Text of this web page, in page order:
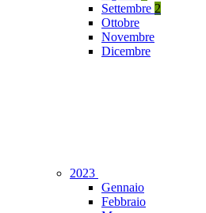
Settembre 2
Ottobre
Novembre
Dicembre
2023
Gennaio
Febbraio